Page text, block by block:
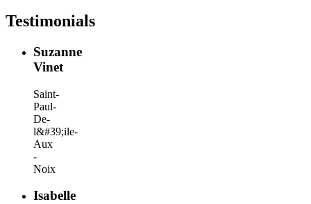
Testimonials
Suzanne
Vinet
Saint-
Paul-
De-
l&#39;ile-
Aux
-
Noix
Isabelle